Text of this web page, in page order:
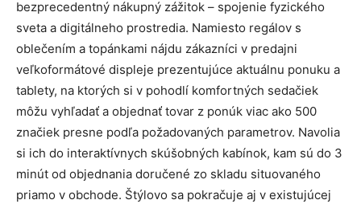
bezprecedentný nákupný zážitok – spojenie fyzického
sveta a digitálneho prostredia. Namiesto regálov s
oblečením a topánkami nájdu zákazníci v predajni
veľkoformátové displeje prezentujúce aktuálnu ponuku a
tablety, na ktorých si v pohodlí komfortných sedačiek
môžu vyhľadať a objednať tovar z ponúk viac ako 500
značiek presne podľa požadovaných parametrov. Navolia
si ich do interaktívnych skúšobných kabínok, kam sú do 3
minút od objednania doručené zo skladu situovaného
priamo v obchode. Štýlovo sa pokračuje aj v existujúcej